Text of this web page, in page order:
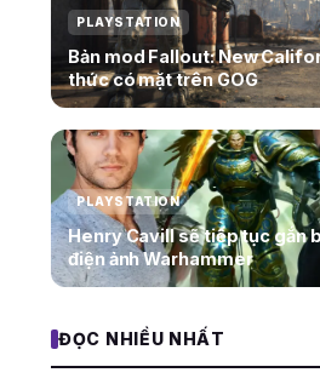
PLAYSTATION
Bản mod Fallout: New
thức có mặt trên GOG
PLAYSTATION
Henry Cavill sẽ tiếp tục gắn
điện ảnh Warhammer
ĐỌC NHIỀU NHẤT